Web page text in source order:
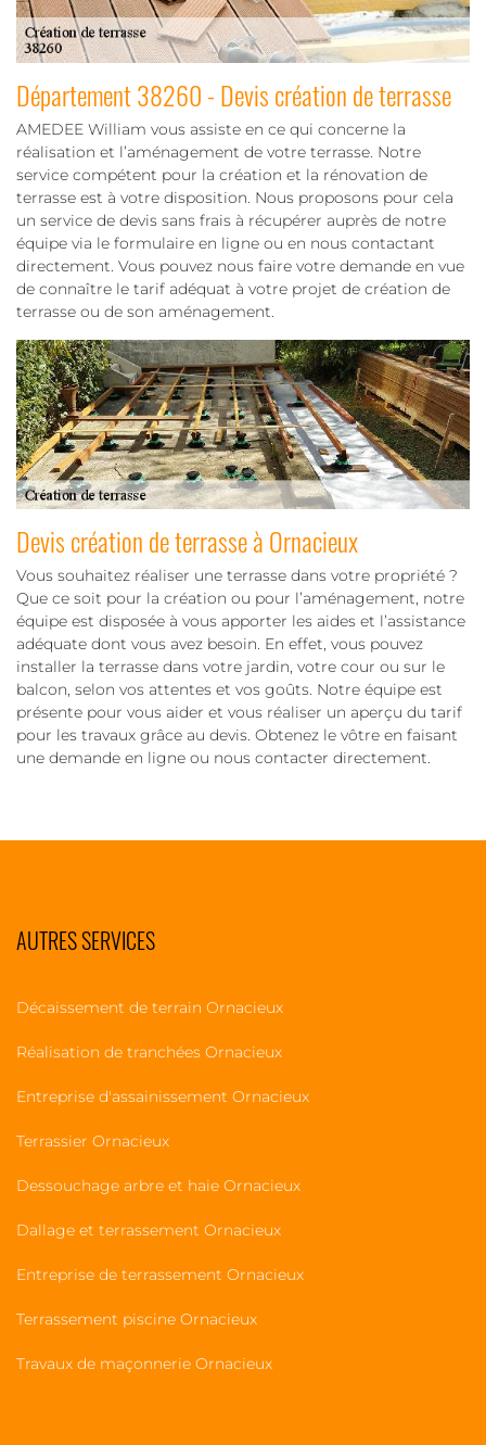
Département 38260 - Devis création de terrasse
AMEDEE William vous assiste en ce qui concerne la
réalisation et l’aménagement de votre terrasse. Notre
service compétent pour la création et la rénovation de
terrasse est à votre disposition. Nous proposons pour cela
un service de devis sans frais à récupérer auprès de notre
équipe via le formulaire en ligne ou en nous contactant
directement. Vous pouvez nous faire votre demande en vue
de connaître le tarif adéquat à votre projet de création de
terrasse ou de son aménagement.
Devis création de terrasse à Ornacieux
Vous souhaitez réaliser une terrasse dans votre propriété ?
Que ce soit pour la création ou pour l’aménagement, notre
équipe est disposée à vous apporter les aides et l’assistance
adéquate dont vous avez besoin. En effet, vous pouvez
installer la terrasse dans votre jardin, votre cour ou sur le
balcon, selon vos attentes et vos goûts. Notre équipe est
présente pour vous aider et vous réaliser un aperçu du tarif
pour les travaux grâce au devis. Obtenez le vôtre en faisant
une demande en ligne ou nous contacter directement.
AUTRES SERVICES
Décaissement de terrain Ornacieux
Réalisation de tranchées Ornacieux
Entreprise d'assainissement Ornacieux
Terrassier Ornacieux
Dessouchage arbre et haie Ornacieux
Dallage et terrassement Ornacieux
Entreprise de terrassement Ornacieux
Terrassement piscine Ornacieux
Travaux de maçonnerie Ornacieux